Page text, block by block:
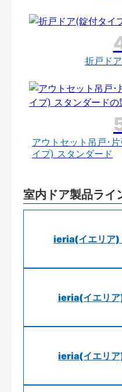
折戸ド
アウトセット吊戸･
イプ) スタンダード
室内ドア製品ライ
ieria(イエリア)
ieria(イエリア
ieria(イエリア